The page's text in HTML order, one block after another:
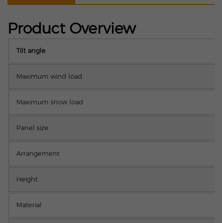
Product Overview
Tilt angle
Maximum wind load
Maximum snow load
Panel size
Arrangement
Height
Material